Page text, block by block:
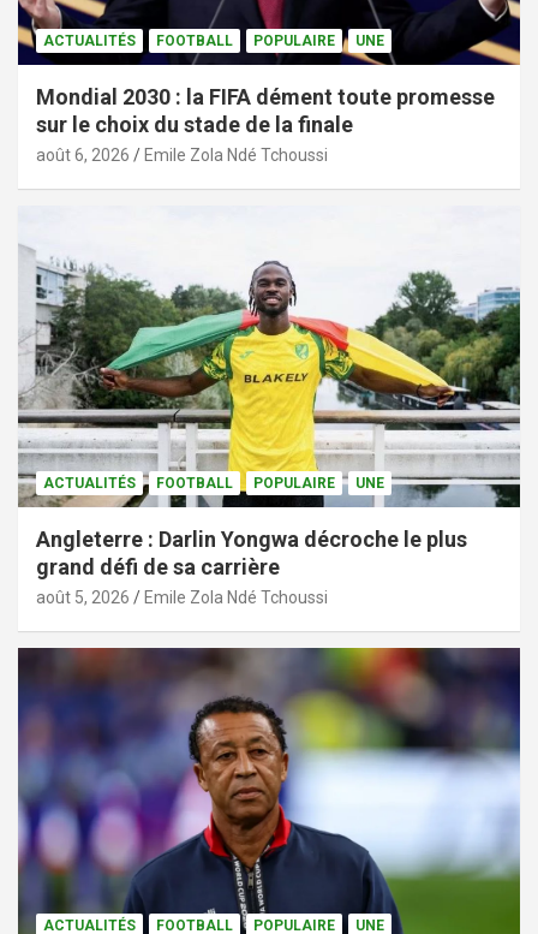
ACTUALITÉS FOOTBALL POPULAIRE UNE
Mondial 2030 : la FIFA dément toute promesse
sur le choix du stade de la finale
août 6, 2026 Emile Zola Ndé Tchoussi
ACTUALITÉS FOOTBALL POPULAIRE UNE
Angleterre : Darlin Yongwa décroche le plus
grand défi de sa carrière
août 5, 2026 Emile Zola Ndé Tchoussi
ACTUALITÉS FOOTBALL POPULAIRE UNE